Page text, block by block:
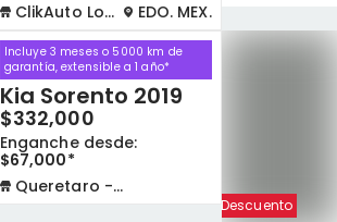
ClikAuto Lomas Verdes
EDO. MEX.
Incluye 3 meses o 5000 km de
garantía, extensible a 1 año*
Kia Sorento 2019
$332,000
Enganche desde:
$67,000*
Queretaro - La Capilla
Descuento